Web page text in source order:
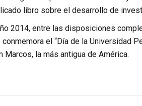
libro sobre el desarrollo de
2014, entre las disposiciones
el “Día de la Universidad
Marcos, la más antigua de América.